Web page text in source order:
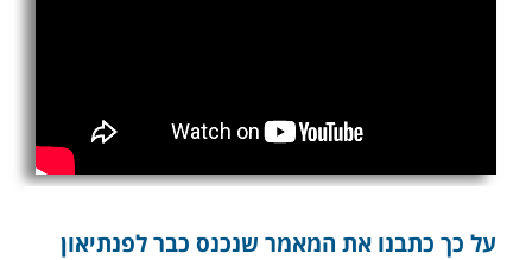
על כך כתבנו את המאמר שנכנס כבר לפנתיאון